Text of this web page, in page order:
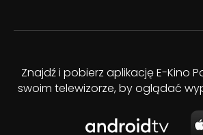
Znajdź i pobierz aplikację E-Kino
swoim telewizorze, by oglądać